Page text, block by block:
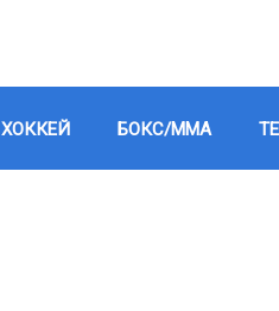
ХОККЕЙ БОКС/ММА